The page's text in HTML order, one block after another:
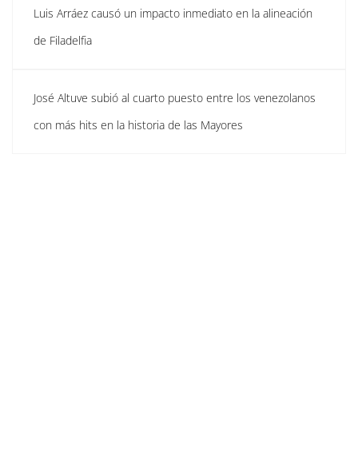
Luis Arráez causó un impacto inmediato en la alineación
de Filadelfia
José Altuve subió al cuarto puesto entre los venezolanos
con más hits en la historia de las Mayores